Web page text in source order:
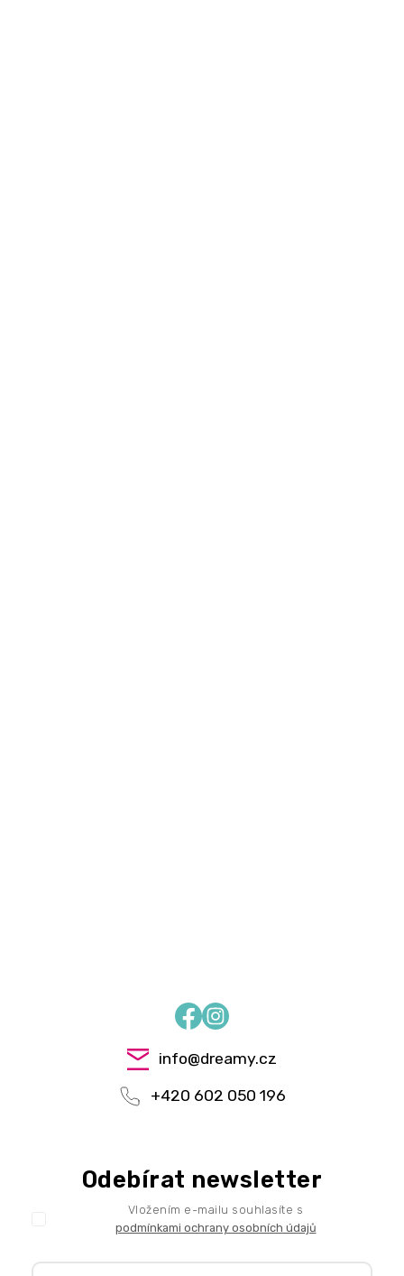
FacebookInstagram
info@dreamy.cz
+420 602 050 196
Odebírat newsletter
Vložením e-mailu souhlasíte s
podmínkami ochrany osobních údajů